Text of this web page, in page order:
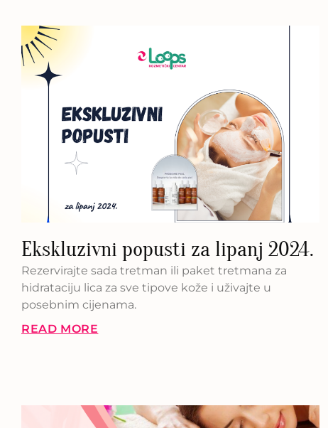
Ekskluzivni popusti za lipanj 2024.
Rezervirajte sada tretman ili paket tretmana za
hidrataciju lica za sve tipove kože i uživajte u
posebnim cijenama.
READ MORE